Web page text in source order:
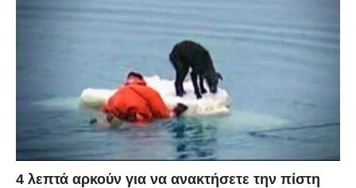
4 λεπτά αρκούν για να ανακτήσετε την πίστη